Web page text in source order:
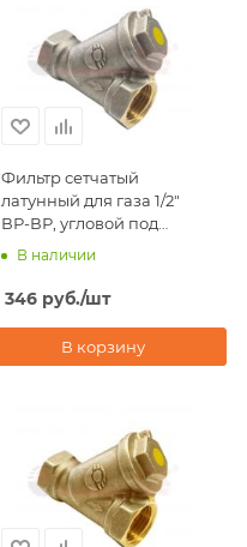
Фильтр сетчатый
латунный для газа 1/2"
ВР-ВР, угловой под
пломбу, Valfex 46Б5фт,
В наличии
346 руб./шт
В корзину